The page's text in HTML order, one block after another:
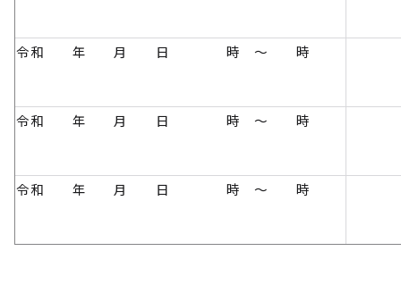
令和 年 月 日 時 ～ 時
令和 年 月 日 時 ～ 時
令和 年 月 日 時 ～ 時